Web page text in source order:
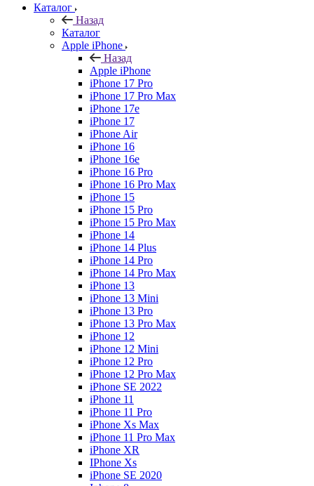
Каталог
Назад
Каталог
Apple iPhone
Назад
Apple iPhone
iPhone 17 Pro
iPhone 17 Pro Max
iPhone 17e
iPhone 17
iPhone Air
iPhone 16
iPhone 16e
iPhone 16 Pro
iPhone 16 Pro Max
iPhone 15
iPhone 15 Pro
iPhone 15 Pro Max
iPhone 14
iPhone 14 Plus
iPhone 14 Pro
iPhone 14 Pro Max
iPhone 13
iPhone 13 Mini
iPhone 13 Pro
iPhone 13 Pro Max
iPhone 12
iPhone 12 Mini
iPhone 12 Pro
iPhone 12 Pro Max
iPhone SE 2022
iPhone 11
iPhone 11 Pro
iPhone Xs Max
iPhone 11 Pro Max
iPhone XR
IPhone Xs
iPhone SE 2020